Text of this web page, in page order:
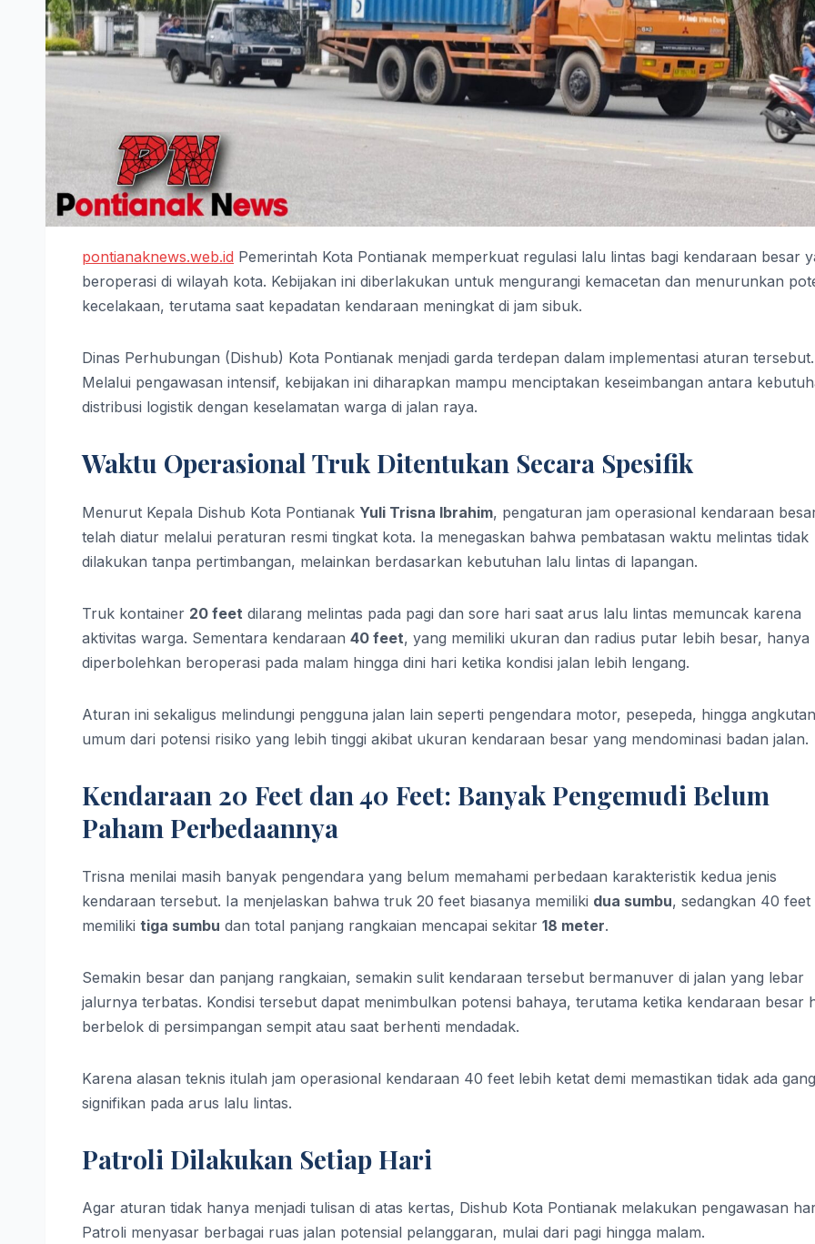
pontianaknews.web.id Pemerintah Kota Pontianak memperkuat regulasi lalu lintas bagi kendaraan besar
beroperasi di wilayah kota. Kebijakan ini diberlakukan untuk mengurangi kemacetan dan menurunkan
kecelakaan, terutama saat kepadatan kendaraan meningkat di jam sibuk.
Dinas Perhubungan (Dishub) Kota Pontianak menjadi garda terdepan dalam implementasi aturan tersebut.
Melalui pengawasan intensif, kebijakan ini diharapkan mampu menciptakan keseimbangan antara
distribusi logistik dengan keselamatan warga di jalan raya.
Waktu Operasional Truk Ditentukan Secara Spesifik
Menurut Kepala Dishub Kota Pontianak Yuli Trisna Ibrahim, pengaturan jam operasional kendaraan
telah diatur melalui peraturan resmi tingkat kota. Ia menegaskan bahwa pembatasan waktu melintas tidak
dilakukan tanpa pertimbangan, melainkan berdasarkan kebutuhan lalu lintas di lapangan.
Truk kontainer 20 feet dilarang melintas pada pagi dan sore hari saat arus lalu lintas memuncak karena
aktivitas warga. Sementara kendaraan 40 feet, yang memiliki ukuran dan radius putar lebih besar, hanya
diperbolehkan beroperasi pada malam hingga dini hari ketika kondisi jalan lebih lengang.
Aturan ini sekaligus melindungi pengguna jalan lain seperti pengendara motor, pesepeda, hingga angkutan
umum dari potensi risiko yang lebih tinggi akibat ukuran kendaraan besar yang mendominasi badan jalan.
Kendaraan 20 Feet dan 40 Feet: Banyak Pengemudi Belum
Paham Perbedaannya
Trisna menilai masih banyak pengendara yang belum memahami perbedaan karakteristik kedua jenis
kendaraan tersebut. Ia menjelaskan bahwa truk 20 feet biasanya memiliki dua sumbu, sedangkan 40 feet
memiliki tiga sumbu dan total panjang rangkaian mencapai sekitar 18 meter.
Semakin besar dan panjang rangkaian, semakin sulit kendaraan tersebut bermanuver di jalan yang lebar
jalurnya terbatas. Kondisi tersebut dapat menimbulkan potensi bahaya, terutama ketika kendaraan besar
berbelok di persimpangan sempit atau saat berhenti mendadak.
Karena alasan teknis itulah jam operasional kendaraan 40 feet lebih ketat demi memastikan tidak ada
signifikan pada arus lalu lintas.
Patroli Dilakukan Setiap Hari
Agar aturan tidak hanya menjadi tulisan di atas kertas, Dishub Kota Pontianak melakukan pengawasan
Patroli menyasar berbagai ruas jalan potensial pelanggaran, mulai dari pagi hingga malam.